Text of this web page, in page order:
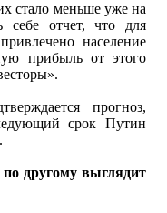
стало меньше уже на
себе отчет, что для
население
прибыль от этого
прогноз,
срок Путин
.
другому выглядит